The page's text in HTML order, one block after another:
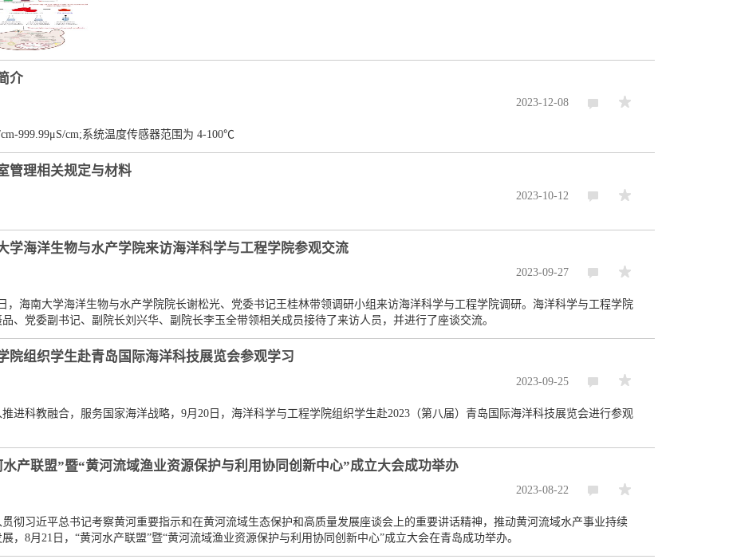
介
2023-12-08
999.99μS/cm;系统温度传感器范围为 4-100℃
管理相关规定与材料
2023-10-12
学海洋生物与水产学院来访海洋科学与工程学院参观交流
2023-09-27
，海南大学海洋生物与水产学院院长谢松光、党委书记王桂林带领调研小组来访海洋科学与工程学院调研。海洋科学与工程学院
品、党委副书记、副院长刘兴华、副院长李玉全带领相关成员接待了来访人员，并进行了座谈交流。
院组织学生赴青岛国际海洋科技展览会参观学习
2023-09-25
推进科教融合，服务国家海洋战略，9月20日，海洋科学与工程学院组织学生赴2023（第八届）青岛国际海洋科技展览会进行参观
水产联盟”暨“黄河流域渔业资源保护与利用协同创新中心”成立大会成功举办
2023-08-22
贯彻习近平总书记考察黄河重要指示和在黄河流域生态保护和高质量发展座谈会上的重要讲话精神，推动黄河流域水产事业持续
，8月21日，“黄河水产联盟”暨“黄河流域渔业资源保护与利用协同创新中心”成立大会在青岛成功举办。